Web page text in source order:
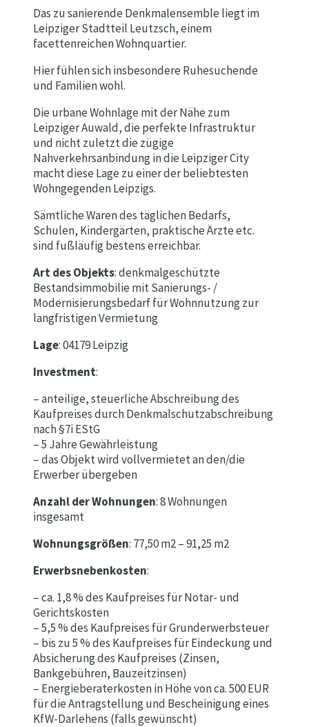
Das zu sanierende Denkmalensemble liegt im
Leipziger Stadtteil Leutzsch, einem
facettenreichen Wohnquartier.
Hier fühlen sich insbesondere Ruhesuchende
und Familien wohl.
Die urbane Wohnlage mit der Nähe zum
Leipziger Auwald, die perfekte Infrastruktur
und nicht zuletzt die zügige
Nahverkehrsanbindung in die Leipziger City
macht diese Lage zu einer der beliebtesten
Wohngegenden Leipzigs.
Sämtliche Waren des täglichen Bedarfs,
Schulen, Kindergärten, praktische Ärzte etc.
sind fußläufig bestens erreichbar.
Art des Objekts: denkmalgeschützte
Bestandsimmobilie mit Sanierungs- /
Modernisierungsbedarf für Wohnnutzung zur
langfristigen Vermietung
Lage: 04179 Leipzig
Investment:
– anteilige, steuerliche Abschreibung des
Kaufpreises durch Denkmalschutzabschreibung
nach §7i EStG
– 5 Jahre Gewährleistung
– das Objekt wird vollvermietet an den/die
Erwerber übergeben
Anzahl der Wohnungen: 8 Wohnungen
insgesamt
Wohnungsgrößen: 77,50 m2 – 91,25 m2
Erwerbsnebenkosten:
– ca. 1,8 % des Kaufpreises für Notar- und
Gerichtskosten
– 5,5 % des Kaufpreises für Grunderwerbsteuer
– bis zu 5 % des Kaufpreises für Eindeckung und
Absicherung des Kaufpreises (Zinsen,
Bankgebühren, Bauzeitzinsen)
– Energieberaterkosten in Höhe von ca. 500 EUR
für die Antragstellung und Bescheinigung eines
KfW-Darlehens (falls gewünscht)